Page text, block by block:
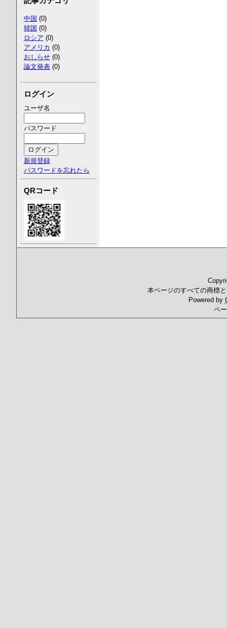
中国 (0)
韓国 (0)
ロシア (0)
アメリカ (0)
おしらせ(0)
論文発表(0)
ログイン
ユーザ名
パスワード
新規登録
パスワードを忘れたら
QRコード
本ページのすべての商標
Powered by
ペ